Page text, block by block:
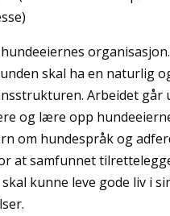
skal ha en naturlig
Arbeidet går
og lære opp
om hundespråk og
at samfunnet
kunne leve gode liv i